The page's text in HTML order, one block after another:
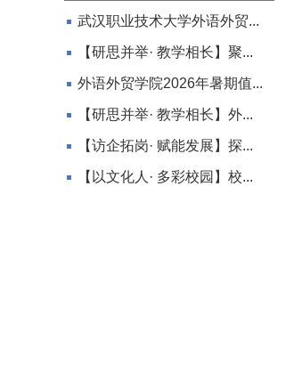
武汉职业技术大学外语外贸...
【研思并举· 教学相长】聚...
外语外贸学院2026年暑期值...
【研思并举· 教学相长】外...
【访企拓岗· 赋能发展】探...
【以文化人· 多彩校园】校...